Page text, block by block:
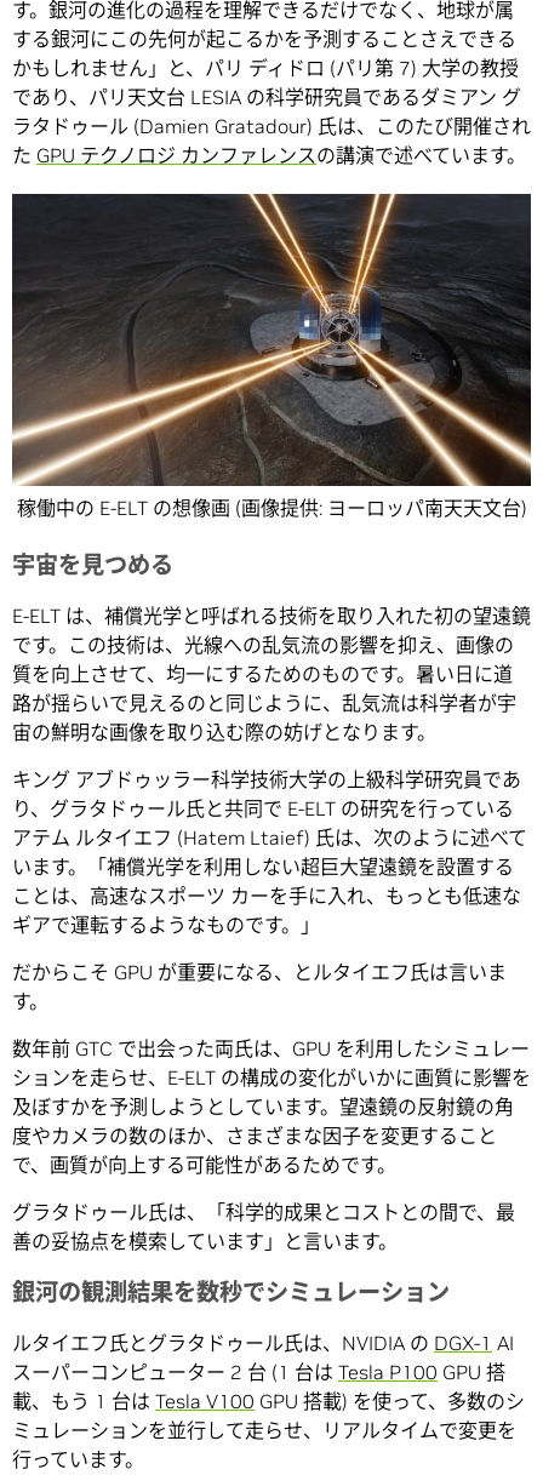
す。銀河の進化の過程を理解できるだけでなく、地球が属
する銀河にこの先何が起こるかを予測することさえできる
かもしれません」と、パリ ディドロ (パリ第 7) 大学の教授
であり、パリ天文台 LESIA の科学研究員であるダミアン グ
ラタドゥール (Damien Gratadour) 氏は、このたび開催され
た GPU テクノロジ カンファレンスの講演で述べています。
稼働中の E-ELT の想像画 (画像提供: ヨーロッパ南天天文台)
宇宙を見つめる
E-ELT は、補償光学と呼ばれる技術を取り入れた初の望遠鏡
です。この技術は、光線への乱気流の影響を抑え、画像の
質を向上させて、均一にするためのものです。暑い日に道
路が揺らいで見えるのと同じように、乱気流は科学者が宇
宙の鮮明な画像を取り込む際の妨げとなります。
キング アブドゥッラー科学技術大学の上級科学研究員であ
り、グラタドゥール氏と共同で E-ELT の研究を行っている
アテム ルタイエフ (Hatem Ltaief) 氏は、次のように述べて
います。「補償光学を利用しない超巨大望遠鏡を設置する
ことは、高速なスポーツ カーを手に入れ、もっとも低速な
ギアで運転するようなものです。」
だからこそ GPU が重要になる、とルタイエフ氏は言いま
す。
数年前 GTC で出会った両氏は、GPU を利用したシミュレー
ションを走らせ、E-ELT の構成の変化がいかに画質に影響を
及ぼすかを予測しようとしています。望遠鏡の反射鏡の角
度やカメラの数のほか、さまざまな因子を変更すること
で、画質が向上する可能性があるためです。
グラタドゥール氏は、「科学的成果とコストとの間で、最
善の妥協点を模索しています」と言います。
銀河の観測結果を数秒でシミュレーション
ルタイエフ氏とグラタドゥール氏は、NVIDIA の DGX-1 AI
スーパーコンピューター 2 台 (1 台は Tesla P100 GPU 搭
載、もう 1 台は Tesla V100 GPU 搭載) を使って、多数のシ
ミュレーションを並行して走らせ、リアルタイムで変更を
行っています。